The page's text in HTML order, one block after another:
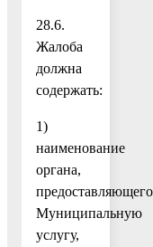
28.6.
Жалоба
должна
содержать:
1)
наименование
органа,
предоставляющего
Муниципальную
услугу,